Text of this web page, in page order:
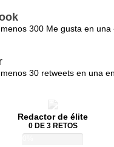
300 Me gusta en una
30 retweets en una
Redactor de élite
0 DE 3 RETOS